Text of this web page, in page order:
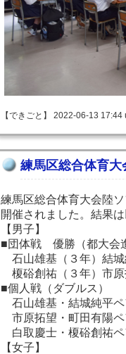
【できごと】 2022-06-13
練馬区総合体育
練馬区総合体育大会陸
開催されました。結果
【男子】
■団体戦 優勝（都大会
石山雄基（３年）結
榎硲創祐（３年）市
■個人戦（ダブルス）
石山雄基・結城純平
市原拓望・町田有陽
白取慶士・榎硲創祐
【女子】